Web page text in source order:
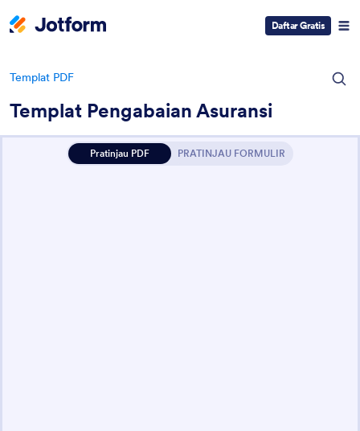
Daftar Gratis
Templat PDF
Templat Pengabaian Asuransi
Pratinjau PDF PRATINJAU FORMULIR